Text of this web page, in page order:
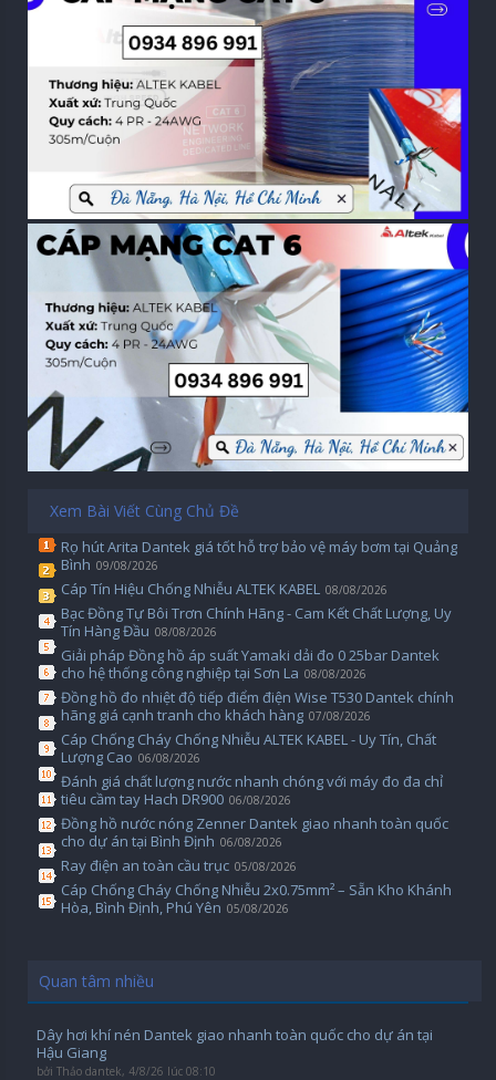
Xem Bài Viết Cùng Chủ Đề
Rọ hút Arita Dantek giá tốt hỗ trợ bảo vệ máy bơm tại Quảng
Bình 09/08/2026
Cáp Tín Hiệu Chống Nhiễu ALTEK KABEL 08/08/2026
Bạc Đồng Tự Bôi Trơn Chính Hãng - Cam Kết Chất Lượng, Uy
Tín Hàng Đầu 08/08/2026
Giải pháp Đồng hồ áp suất Yamaki dải đo 0 25bar Dantek
cho hệ thống công nghiệp tại Sơn La 08/08/2026
Đồng hồ đo nhiệt độ tiếp điểm điện Wise T530 Dantek chính
hãng giá cạnh tranh cho khách hàng 07/08/2026
Cáp Chống Cháy Chống Nhiễu ALTEK KABEL - Uy Tín, Chất
Lượng Cao 06/08/2026
Đánh giá chất lượng nước nhanh chóng với máy đo đa chỉ
tiêu cầm tay Hach DR900 06/08/2026
Đồng hồ nước nóng Zenner Dantek giao nhanh toàn quốc
cho dự án tại Bình Định 06/08/2026
Ray điện an toàn cầu trục 05/08/2026
Cáp Chống Cháy Chống Nhiễu 2x0.75mm² – Sẵn Kho Khánh
Hòa, Bình Định, Phú Yên 05/08/2026
Quan tâm nhiều
Dây hơi khí nén Dantek giao nhanh toàn quốc cho dự án tại
Hậu Giang
bởi Thảo dantek, 4/8/26 lúc 08:10